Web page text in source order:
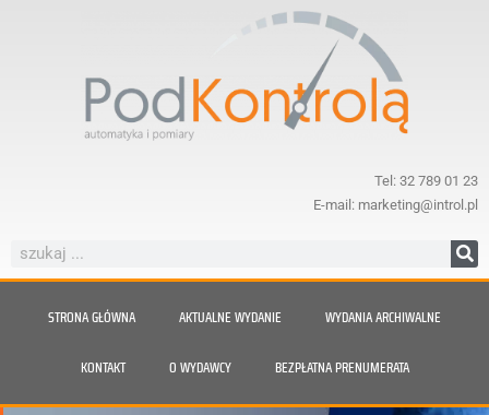
Tel: 32 789 01 23
E-mail: marketing@introl.pl
STRONA GŁÓWNA AKTUALNE WYDANIE WYDANIA ARCHIWALNE
KONTAKT O WYDAWCY BEZPŁATNA PRENUMERATA